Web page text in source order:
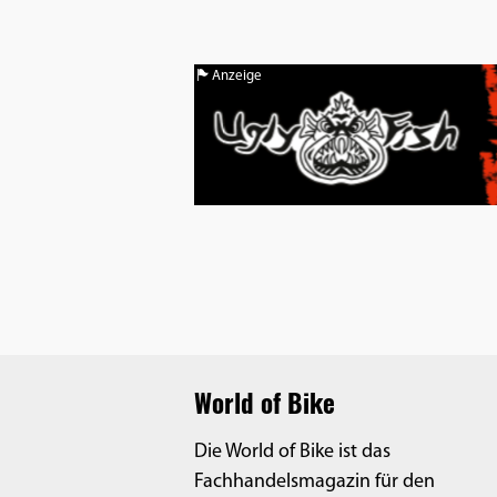
Anzeige
World of Bike
Die World of Bike ist das
Fachhandelsmagazin für den
EXTERNE MEDIEN